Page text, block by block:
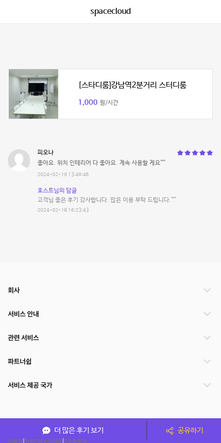
spacecloud
[스타디룸]강남역2분거리 스터디룸
1,000 원/시간
피오나
좋아요. 위치 인테리어 다 좋아요. 계속 사용할 게요^^
2024-02-16 13:49:46
호스트님의 답글
고객님 좋은 후기 감사합니다. 많은 이용 부탁 드립니다.^^
2024-02-18 16:23:43
더 많은 후기 보기 공유하기
회사
서비스 안내
관련 서비스
파트너쉽
서비스 제공 국가
이용약관개인정보처리방침운영정책